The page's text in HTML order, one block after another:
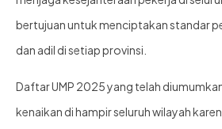
bertujuan untuk menciptakan standar
dan adil di setiap provinsi.
Daftar UMP 2025 yang telah
kenaikan di hampir seluruh wilayah